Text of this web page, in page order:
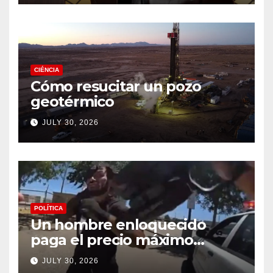
CIÉNCIA
Cómo resucitar un pozo
geotérmico
JULY 30, 2026
POLÍTICA
Un hombre enloquecido
paga el precio máximo
después de llevar un cuchillo
JULY 30, 2026